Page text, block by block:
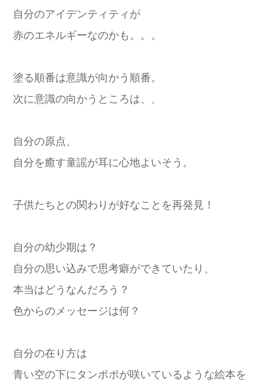
自分のアイデンティティが
赤のエネルギーなのかも。。。
塗る順番は意識が向かう順番。
次に意識の向かうところは、、
自分の原点、
自分を癒す童謡が耳に心地よいそう。
子供たちとの関わりが好なことを再発見！
自分の幼少期は？
自分の思い込みで思考癖ができていたり、
本当はどうなんだろう？
色からのメッセージは何？
自分の在り方は
青い空の下にタンポポが咲いているような絵本を